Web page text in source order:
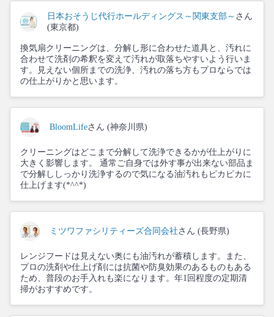
日本おそうじ代行ホールディングス～関東支部～ さん
(東京都)
換気扇クリーニングは、分解し形に合わせた道具と、汚れに
合わせて洗剤の希釈を変えて汚れが取落ちやすいよう行いま
す。見えない個所までの洗浄、汚れの落ち方もプロならでは
の仕上がりかと思います。
BloomLifeさん (神奈川県)
クリーニングはどこまで分解して洗浄できるかが仕上がりに
大きく影響します。 通常ご自身では外す事が出来ない部品ま
で分解ししっかり洗浄するので気になる油汚れもピカピカに
仕上げます(*^^*)
ミツワファシリティーズ合同会社 さん (長野県)
レンジフードは見えない奥にも油汚れが蓄積します。また、
プロの洗剤や仕上げ剤には抗菌や防臭効果のあるものもある
ため、普段のお手入れも楽になります。年1回程度の定期清
掃がおすすめです。